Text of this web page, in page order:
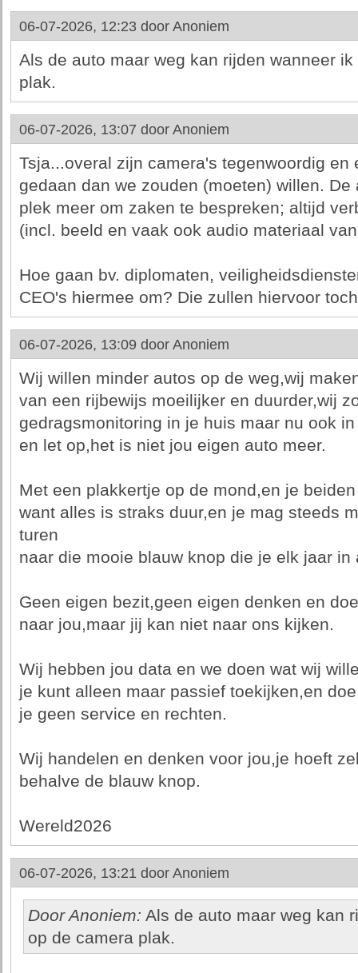
06-07-2026, 12:23 door Anoniem
Als de auto maar weg kan rijden wanneer
plak.
06-07-2026, 13:07 door Anoniem
Tsja...overal zijn camera's tegenwoordig en
gedaan dan we zouden (moeten) willen.
plek meer om zaken te bespreken; altijd
(incl. beeld en vaak ook audio materiaal
Hoe gaan bv. diplomaten,
CEO's hiermee om? Die zullen hiervoor
06-07-2026, 13:09 door Anoniem
Wij willen minder autos op de weg,wij
van een rijbewijs moeilijker en duurder,wij
gedragsmonitoring in je huis maar nu ook
en let op,het is niet jou eigen auto meer.
Met een plakkertje op de mond,en je
want alles is straks duur,en je mag steeds
turen
naar die mooie blauw knop die je elk jaar
Geen eigen bezit,geen eigen denken en
naar jou,maar jij kan niet naar ons kijken.
Wij hebben jou data en we doen wat wij
je kunt alleen maar passief toekijken,en
je geen service en rechten.
Wij handelen en denken voor jou,je hoeft
behalve de blauw knop.
Wereld2026
06-07-2026, 13:21 door Anoniem
Door Anoniem: Als de auto maar weg kan
op de camera plak.